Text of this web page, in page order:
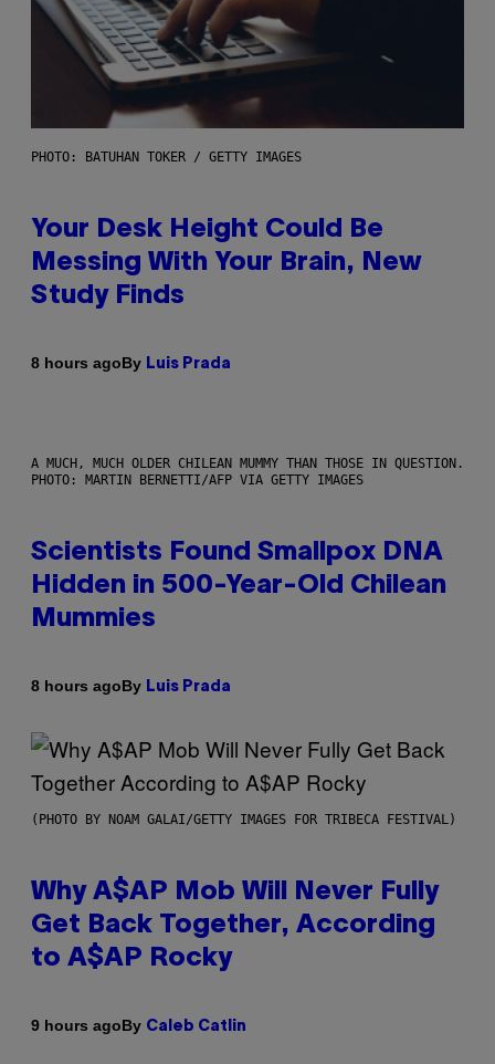
PHOTO: BATUHAN TOKER / GETTY IMAGES
Your Desk Height Could Be
Messing With Your Brain, New
Study Finds
8 hours agoBy Luis Prada
A MUCH, MUCH OLDER CHILEAN MUMMY THAN THOSE IN QUESTION.
PHOTO: MARTIN BERNETTI/AFP VIA GETTY IMAGES
Scientists Found Smallpox DNA
Hidden in 500-Year-Old Chilean
Mummies
8 hours agoBy Luis Prada
(PHOTO BY NOAM GALAI/GETTY IMAGES FOR TRIBECA FESTIVAL)
Why A$AP Mob Will Never Fully
Get Back Together, According
to A$AP Rocky
9 hours agoBy Caleb Catlin